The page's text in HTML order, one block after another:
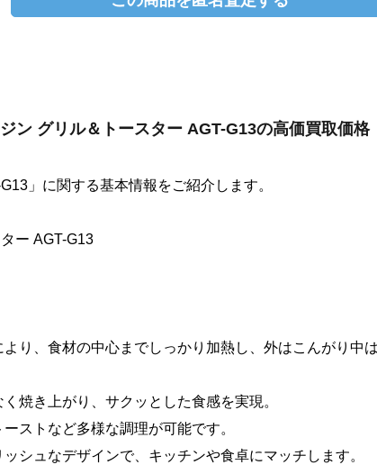
ン グリル＆トースター AGT-G13の高価買取価格
」に関する基本情報をご紹介します。
ー AGT-G13
り、食材の中心までしっかり加熱し、外はこんがり中は
焼き上がり、サクッとした食感を実現。
ストなど多様な調理が可能です。
シュなデザインで、キッチンや食卓にマッチします。